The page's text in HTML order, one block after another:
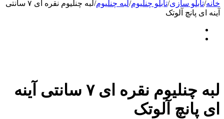
خانه/تابلو سازی/تابلو چنلیوم/لبه چنلیوم/
لبه چنلیوم نقره ای ۷ سانتی
آینه ای پانچ آلوتک
لبه چنلیوم نقره ای ۷ سانتی آینه
ای پانچ آلوتک